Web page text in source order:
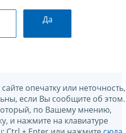
Да
опечатку или неточность,
если Вы сообщите об этом.
по Вашему мнению,
и нажмите на клавиатуре